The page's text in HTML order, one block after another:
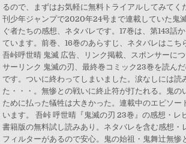
るので、まずはお気軽に無料トライアルしてみてく
刊少年ジャンプで2020年24号まで連載していた鬼
ぐ者たちの感想、ネタバレです。17巻は、第143話
ています。前巻、16巻のあらすじ、ネタバレはこち
吾峠呼世晴 鬼滅 広告、リンク掲載、スポンサーに
サーリンク 鬼滅の刃、最終巻コミック23巻を読ん
です。ついに終わってしまいました。涙なしには読
た・・・。無惨との戦いに終止符が打たれる。鬼の
ために払った犠牲は大きかった。連載中のエピソー
います。 吾峠 呼世晴『鬼滅の刃 23巻』の感想・レ
書籍版の無料試し読みあり。ネタバレを含む感想・
フィルターがあるので安心。鬼の始祖・鬼舞辻無惨